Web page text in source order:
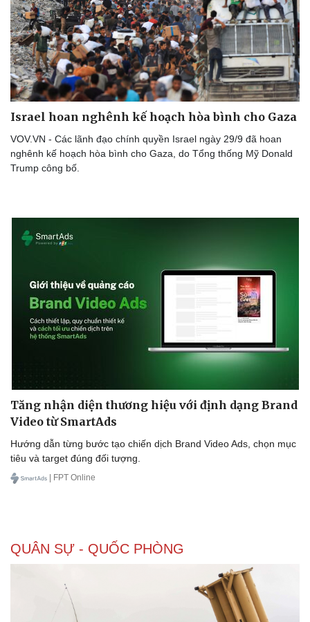
Doanh nghiệp
Thông tin doanh nghiệp
Doanh nghiệp 24h
Doanh nhân
Công nghệ
Sành điệu
Tin Công nghệ
Trải nghiệm
Chuyển đổi số
Israel hoan nghênh kế hoạch hòa bình cho Gaza
VOV.VN - Các lãnh đạo chính quyền Israel ngày 29/9 đã hoan
nghênh kế hoạch hòa bình cho Gaza, do Tổng thống Mỹ Donald
Trump công bố.
Tăng nhận diện thương hiệu với định dạng Brand
Video từ SmartAds
Hướng dẫn từng bước tạo chiến dịch Brand Video Ads, chọn mục
tiêu và target đúng đối tượng.
| FPT Online
QUÂN SỰ - QUỐC PHÒNG